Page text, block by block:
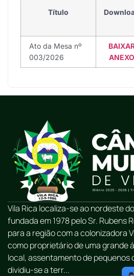
Título
Ato da Mesa nº
003/2026
ANEXO
Vila Rica localiza-se ao nordeste
fundada em 1978 pelo Sr. Rubens
para a região com a colonizadora
como proprietário de uma grande
local, assentamento de pequenos
dividiu-se a terr...